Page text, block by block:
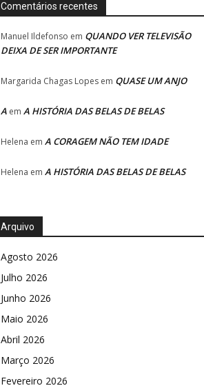
Comentários recentes
Manuel Ildefonso em QUANDO VER TELEVISÃO
DEIXA DE SER IMPORTANTE
Margarida Chagas Lopes em QUASE UM ANJO
A em A HISTÓRIA DAS BELAS DE BELAS
Helena em A CORAGEM NÃO TEM IDADE
Helena em A HISTÓRIA DAS BELAS DE BELAS
Arquivo
Agosto 2026
Julho 2026
Junho 2026
Maio 2026
Abril 2026
Março 2026
Fevereiro 2026